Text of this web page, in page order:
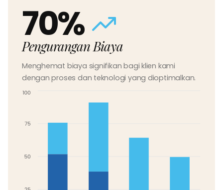
70%
Pengurangan Biaya
Menghemat biaya signifikan bagi klien kami
dengan proses dan teknologi yang dioptimalkan.